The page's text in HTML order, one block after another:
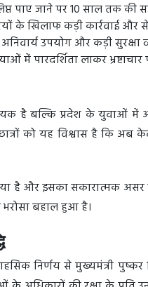
पाए जाने पर 10 साल तक की
के खिलाफ कड़ी कार्रवाई और
उपयोग और कड़ी सुरक्षा
में पारदर्शिता लाकर
है बल्कि प्रदेश के युवाओं में
छात्रों को यह विश्वास है कि
है और इसका सकारात्मक
बहाल हुआ है।
निर्णय से मुख्यमंत्री पुष्कर